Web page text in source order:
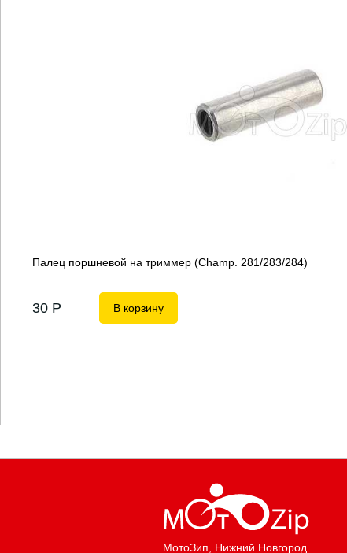
Палец поршневой на триммер (Champ. 281/283/284)
30 P В корзину
МотоЗип , Нижний Новгород